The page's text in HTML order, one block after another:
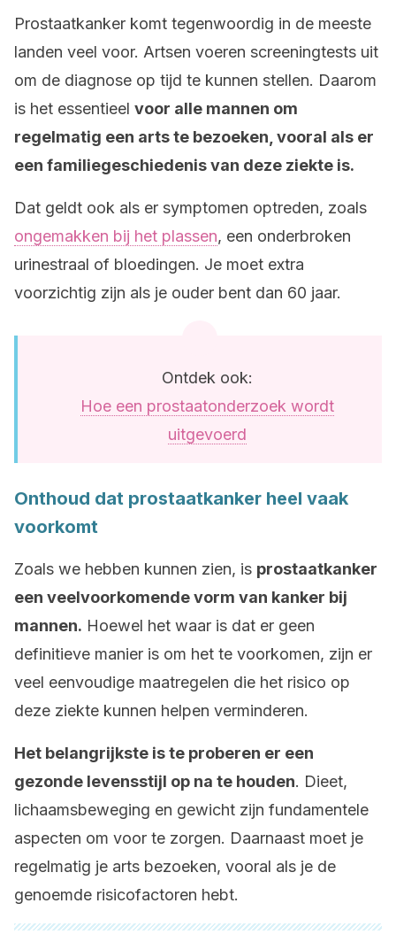
Prostaatkanker komt tegenwoordig in de meeste
landen veel voor. Artsen voeren screeningtests uit
om de diagnose op tijd te kunnen stellen. Daarom
is het essentieel voor alle mannen om
regelmatig een arts te bezoeken, vooral als er
een familiegeschiedenis van deze ziekte is.
Dat geldt ook als er symptomen optreden, zoals
ongemakken bij het plassen, een onderbroken
urinestraal of bloedingen. Je moet extra
voorzichtig zijn als je ouder bent dan 60 jaar.
Ontdek ook:
Hoe een prostaatonderzoek wordt
uitgevoerd
Onthoud dat prostaatkanker heel vaak
voorkomt
Zoals we hebben kunnen zien, is prostaatkanker
een veelvoorkomende vorm van kanker bij
mannen. Hoewel het waar is dat er geen
definitieve manier is om het te voorkomen, zijn er
veel eenvoudige maatregelen die het risico op
deze ziekte kunnen helpen verminderen.
Het belangrijkste is te proberen er een
gezonde levensstijl op na te houden. Dieet,
lichaamsbeweging en gewicht zijn fundamentele
aspecten om voor te zorgen. Daarnaast moet je
regelmatig je arts bezoeken, vooral als je de
genoemde risicofactoren hebt.